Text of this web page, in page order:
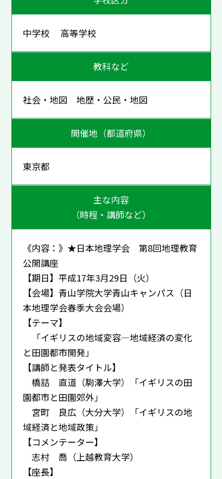
中学校 高等学校
教科など
社会・地図 地歴・公民・地図
開催地（都道府県）
東京都
主な内容
（時程・講師など）
《内容：》★日本地理学会 第8回地理教育
公開講座
【期日】平成17年3月29日（火）
【会場】青山学院大学青山キャンパス（日
本地理学会春季大会会場）
【テーマ】
「イギリスの地域変容―地域経済の変化
と田園都市開発」
【講師と発表タイトル】
橋詰 直道（駒澤大学）「イギリスの田
園都市と田園郊外」
宮町 良広（大分大学）「イギリスの地
域経済と地域政策」
【コメンテーター】
志村 喬（上越教育大学）
【座長】